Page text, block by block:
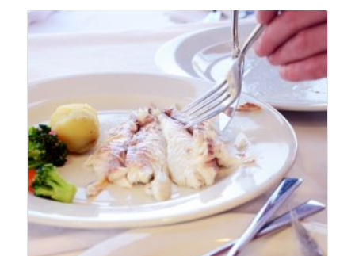
240,00€. 168,00€.